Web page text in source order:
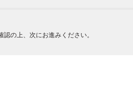
認の上、次にお進みください。